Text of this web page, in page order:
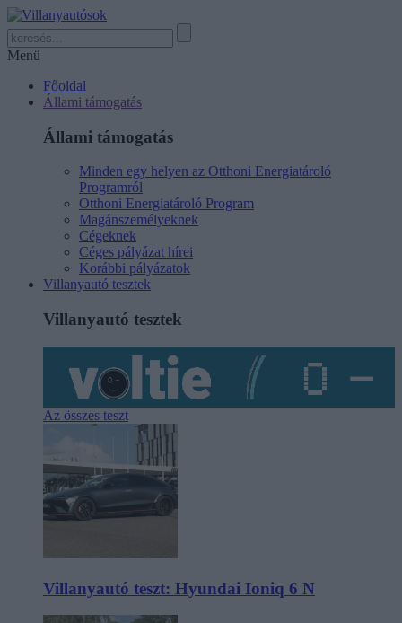
Menü
Főoldal
Állami támogatás
Állami támogatás
Minden egy helyen az Otthoni Energiatároló
Programról
Otthoni Energiatároló Program
Magánszemélyeknek
Cégeknek
Céges pályázat hírei
Korábbi pályázatok
Villanyautó tesztek
Villanyautó tesztek
Az összes teszt
Villanyautó teszt: Hyundai Ioniq 6 N